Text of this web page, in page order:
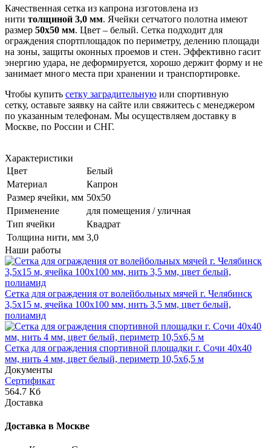
Качественная сетка из капрона изготовлена из
нити толщиной 3,0 мм. Ячейки сетчатого полотна имеют
размер 50х50 мм. Цвет – белый. Сетка подходит для
ограждения спортплощадок по периметру, делению площади
на зоны, защиты оконных проемов и стен. Эффективно гасит
энергию удара, не деформируется, хорошо держит форму и не
занимает много места при хранении и транспортировке.
Чтобы купить сетку заградительную или спортивную
сетку, оставьте заявку на сайте или свяжитесь с менеджером
по указанным телефонам. Мы осуществляем доставку в
Москве, по России и СНГ.
Характеристики
Цвет
Белый
Материал
Капрон
Размер ячейки, мм 50х50
Применение
для помещения / уличная
Тип ячейки
Квадрат
Толщина нити, мм 3,0
Наши работы
Сетка для ограждения от волейбольных мячей г. Челябинск
3,5х15 м, ячейка 100x100 мм, нить 3,5 мм, цвет белый,
полиамид
Сетка для ограждения спортивной площадки г. Сочи 40х40
мм, нить 4 мм, цвет белый, периметр 10,5х6,5 м
Документы
Сертификат
564.7 Кб
Доставка
Доставка в Москве